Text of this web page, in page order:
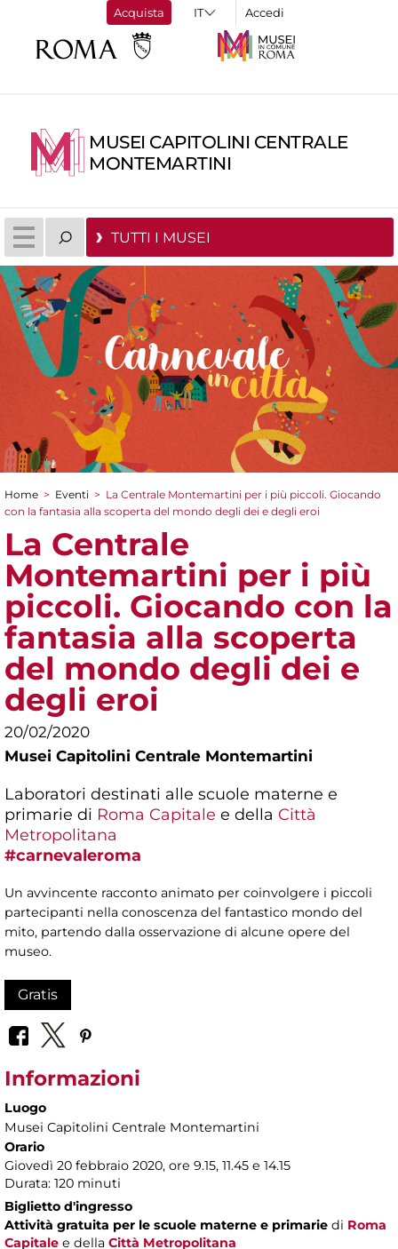
Acquista Accedi
MUSEI CAPITOLINI CENTRALE
MONTEMARTINI
TUTTI I MUSEI
Tu sei qui
Home > Eventi > La Centrale Montemartini per i più piccoli. Giocando
con la fantasia alla scoperta del mondo degli dei e degli eroi
La Centrale
Montemartini per i più
piccoli. Giocando con la
fantasia alla scoperta
del mondo degli dei e
degli eroi
20/02/2020
Musei Capitolini Centrale Montemartini
Laboratori destinati alle scuole materne e
primarie di Roma Capitale e della Città
Metropolitana
#carnevaleroma
Un avvincente racconto animato per coinvolgere i piccoli
partecipanti nella conoscenza del fantastico mondo del
mito, partendo dalla osservazione di alcune opere del
museo.
Gratis
Informazioni
Luogo
Musei Capitolini Centrale Montemartini
Orario
Giovedì 20 febbraio 2020, ore 9.15, 11.45 e 14.15
Durata: 120 minuti
Biglietto d'ingresso
Attività gratuita per le scuole materne e primarie di Roma
Capitale e della Città Metropolitana